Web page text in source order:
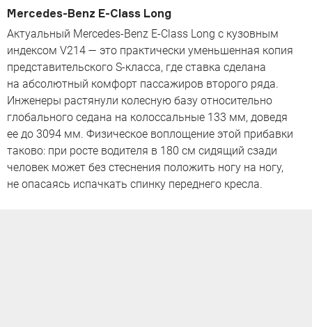
Mercedes-Benz E-Class Long
Актуальный Mercedes-Benz E-Class Long с кузовным
индексом V214 — это практически уменьшенная копия
представительского S-класса, где ставка сделана
на абсолютный комфорт пассажиров второго ряда.
Инженеры растянули колесную базу относительно
глобального седана на колоссальные 133 мм, доведя
ее до 3094 мм. Физическое воплощение этой прибавки
таково: при росте водителя в 180 см сидящий сзади
человек может без стеснения положить ногу на ногу,
не опасаясь испачкать спинку переднего кресла.